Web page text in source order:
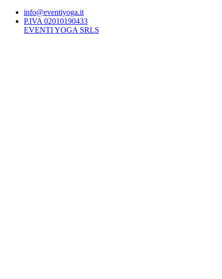
info@eventiyoga.it
P.IVA 02010190433
EVENTI YOGA SRLS